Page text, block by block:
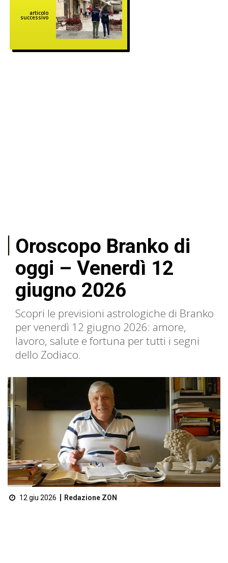
articolo
successivo
Oroscopo Branko di
oggi – Venerdì 12
giugno 2026
Scopri le previsioni astrologiche di Branko
per venerdì 12 giugno 2026: amore,
lavoro, salute e fortuna per tutti i segni
dello Zodiaco.
12 giu 2026 Redazione ZON